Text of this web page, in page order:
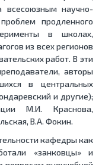
всесоюзным научно-
продленного
в школах,
из всех регионов
работ. В эти
авторы
в центральных
и другие);
М.И. Краснова,
В.А. Фокин.
кафедры как
«занковцы» и